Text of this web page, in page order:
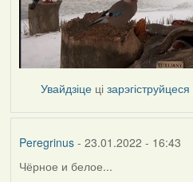
Увайдзіце цізарэгіструйцеся
Peregrinus- 23.01.2022 - 16:43
Чёрное и белое...